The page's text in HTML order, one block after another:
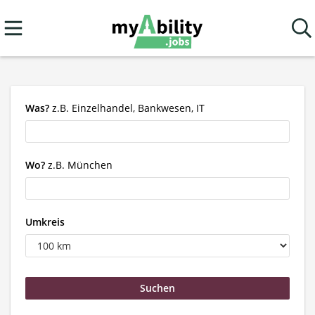
Was? z.B. Einzelhandel, Bankwesen, IT
Wo? z.B. München
Umkreis